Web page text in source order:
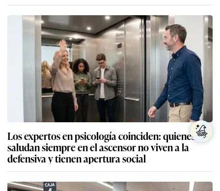
Los expertos en psicología coinciden: quienes
saludan siempre en el ascensor no viven a la
defensiva y tienen apertura social